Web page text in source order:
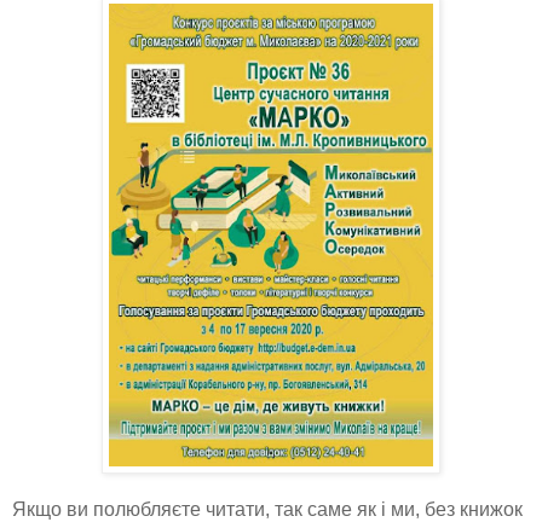
Якщо ви полюбляєте читати, так саме як і ми, без книжок